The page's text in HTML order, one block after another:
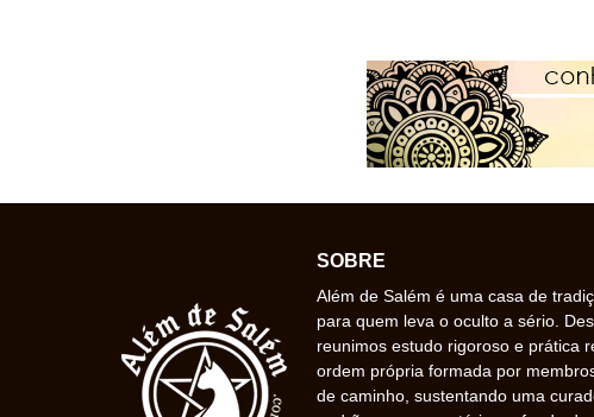
SOBRE
Além de Salém é uma casa de
para quem leva o oculto a sério.
reunimos estudo rigoroso e prática
ordem própria formada por
de caminho, sustentando uma